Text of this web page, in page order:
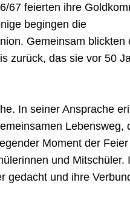
67 feierten ihre
begingen die
Gemeinsam blickten
zurück, das sie vor 50
In seiner Ansprache
Lebensweg,
Moment der
und Mitschüler.
gedacht und ihre